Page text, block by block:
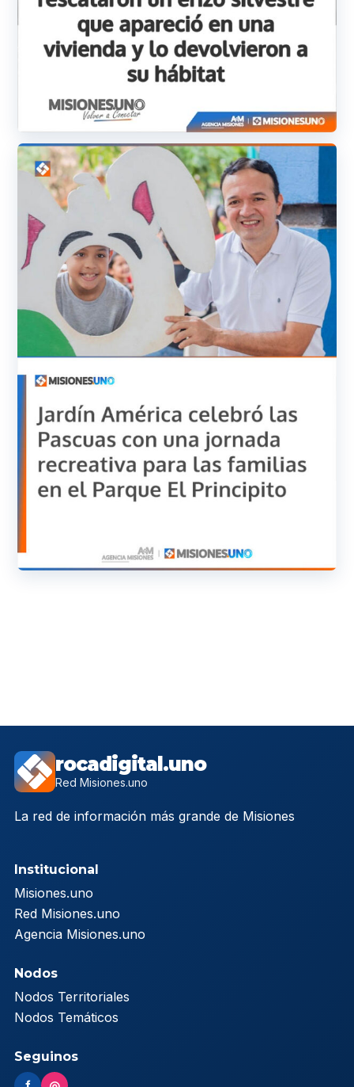
rocadigital.uno
Red Misiones.uno
La red de información más grande de Misiones
Institucional
Misiones.uno
Red Misiones.uno
Agencia Misiones.uno
Nodos
Nodos Territoriales
Nodos Temáticos
Seguinos